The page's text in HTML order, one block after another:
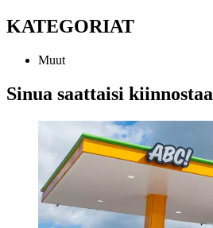
KATEGORIAT
Muut
Sinua saattaisi kiinnostaa